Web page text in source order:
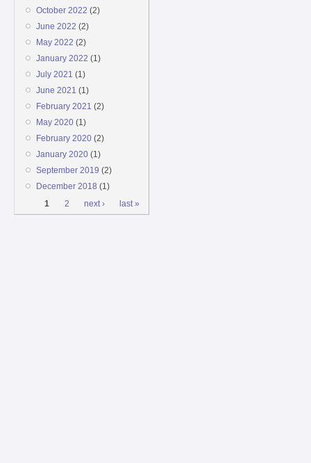
October 2022 (2)
June 2022 (2)
May 2022 (2)
January 2022 (1)
July 2021 (1)
June 2021 (1)
February 2021 (2)
May 2020(1)
February 2020(2)
January 2020(1)
September 2019 (2)
December 2018 (1)
Pages
1 2 next › last »